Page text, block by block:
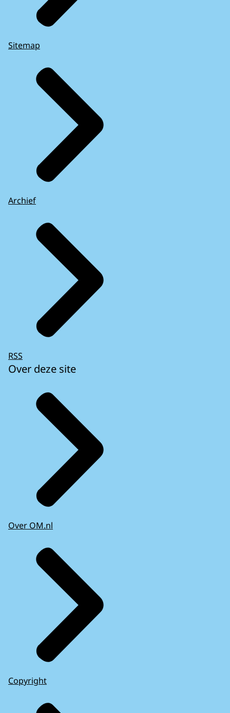
Sitemap
Archief
RSS
Over deze site
Over OM.nl
Copyright